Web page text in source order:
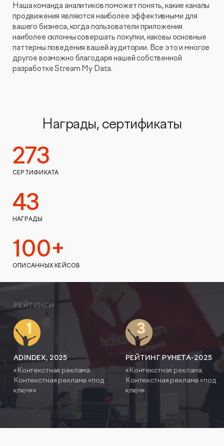
Наша команда аналитиков поможет понять, какие каналы
продвижения являются наиболее эффективными для
вашего бизнеса, когда пользователи приложения
наиболее склонны совершать покупки, каковы основные
паттерны поведения вашей аудитории. Все это и многое
другое возможно благодаря нашей собственной
разработке Stream My Data.
Награды, сертификаты
273
СЕРТИФИКАТА
43
НАГРАДЫ
100+
ОПИСАННЫХ КЕЙСОВ
РЕЙТИНГИ
ADINDEX, 2025
«Контекстная реклама:
Контекстная реклама «под
ключ»»
РЕЙТИНГ РУНЕТА-2025
«Контекстная реклама:
Контекстная реклама «под
ключ»